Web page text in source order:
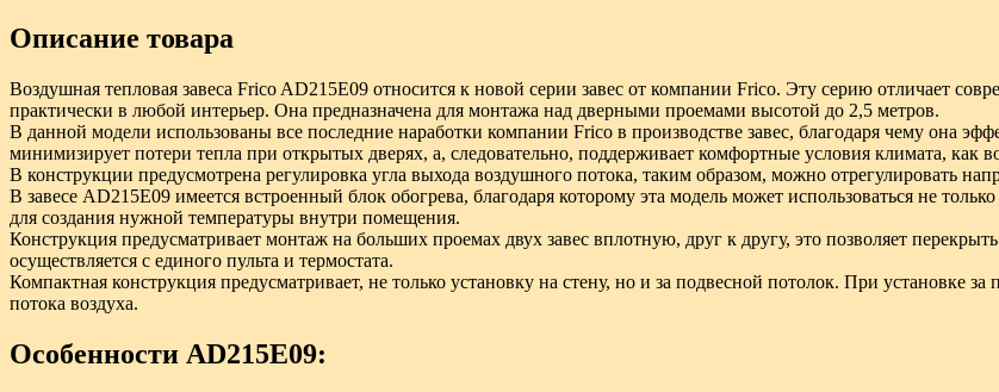
Описание товара
Воздушная тепловая завеса Frico AD215E09 относится к новой серии завес от компании Frico. Эту серию отличает
практически в любой интерьер. Она предназначена для монтажа над дверными проемами высотой до 2,5 метров.
В данной модели использованы все последние наработки компании Frico в производстве завес, благодаря чему она
минимизирует потери тепла при открытых дверях, а, следовательно, поддерживает комфортные условия климата, как
В конструкции предусмотрена регулировка угла выхода воздушного потока, таким образом, можно отрегулировать
В завесе AD215E09 имеется встроенный блок обогрева, благодаря которому эта модель может использоваться не
для создания нужной температуры внутри помещения.
Конструкция предусматривает монтаж на больших проемах двух завес вплотную, друг к другу, это позволяет
осуществляется с единого пульта и термостата.
Компактная конструкция предусматривает, не только установку на стену, но и за подвесной потолок. При установке
потока воздуха.
Особенности AD215E09: